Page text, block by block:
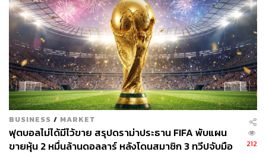
BUSINESS / MARKET
ฟุตบอลไม่ได้มีไว้ขาย สรุปดราม่าประธาน FIFA พับแผน
ขายหุ้น 2 หมื่นล้านดอลลาร์ หลังโดนสมาชิก 3 ทวีปจับมือ
212